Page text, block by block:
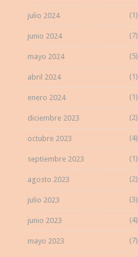
julio 2024 (1)
junio 2024 (7)
mayo 2024 (5)
abril 2024 (1)
enero 2024 (1)
diciembre 2023 (2)
octubre 2023 (4)
septiembre 2023 (1)
agosto 2023 (2)
julio 2023 (3)
junio 2023 (4)
mayo 2023 (7)